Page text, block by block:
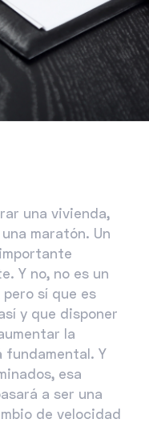
una vivienda,
maratón. Un
Y no, no es un
sí que es
y que disponer
la
fundamental. Y
esa
a ser una
de velocidad